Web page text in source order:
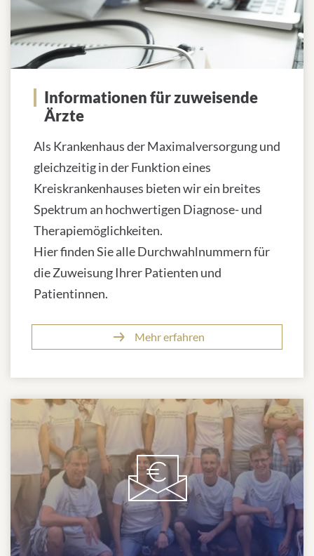
Informationen für zuweisende
Ärzte
Als Krankenhaus der Maximalversorgung und
gleichzeitig in der Funktion eines
Kreiskrankenhauses bieten wir ein breites
Spektrum an hochwertigen Diagnose- und
Therapiemöglichkeiten.
Hier finden Sie alle Durchwahlnummern für
die Zuweisung Ihrer Patienten und
Patientinnen.
Mehr erfahren